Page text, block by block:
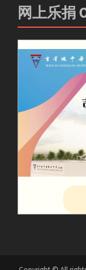
网上乐捐